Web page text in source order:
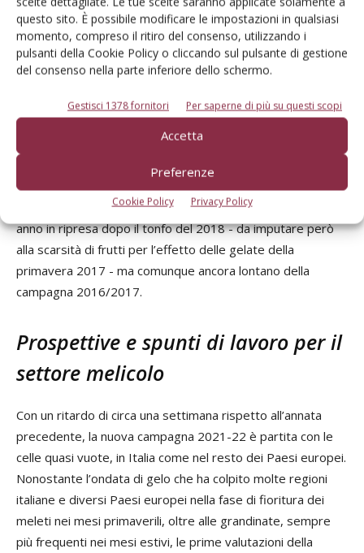
questo sito. È possibile modificare le impostazioni in qualsiasi
momento, compreso il ritiro del consenso, utilizzando i
pulsanti della Cookie Policy o cliccando sul pulsante di gestione
del consenso nella parte inferiore dello schermo.
Gestisci 1378 fornitori Per saperne di più su questi scopi
Accetta
Preferenze
Cookie Policy Privacy Policy
Nel frattempo, nel corso dell’ultima campagna commerciale
si è continuato ad esplorare con l’esportazione di piccole
quantità di prodotto i mercati di Vietnam, Taiwan e
Tailandia, quest’ultima sembra avere le maggiori
La quota di esportazioni di mele italiane nel 2020 destinate
al mercato europeo arriva a 579.087 t, segnando un terzo
anno in ripresa dopo il tonfo del 2018 - da imputare però
alla scarsità di frutti per l’effetto delle gelate della
primavera 2017 - ma comunque ancora lontano della
campagna 2016/2017.
Prospettive e spunti di lavoro per il
settore melicolo
Con un ritardo di circa una settimana rispetto all’annata
precedente, la nuova campagna 2021-22 è partita con le
celle quasi vuote, in Italia come nel resto dei Paesi europei.
Nonostante l’ondata di gelo che ha colpito molte regioni
italiane e diversi Paesi europei nella fase di fioritura dei
meleti nei mesi primaverili, oltre alle grandinate, sempre
più frequenti nei mesi estivi, le prime valutazioni della